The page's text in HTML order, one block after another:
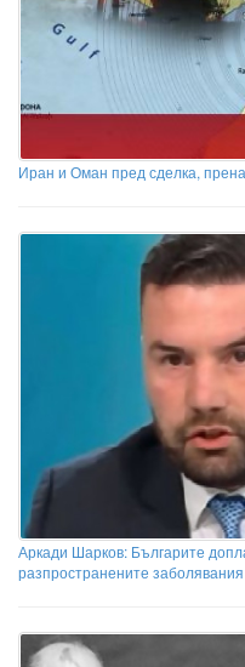
Иран и Оман пред сделка,
Аркади Шарков: Българите
разпространените заболявания